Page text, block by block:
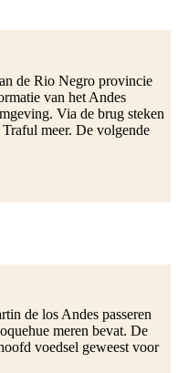
de Rio Negro provincie
van het Andes
Via de brug steken
meer. De volgende
de los Andes passeren
meren bevat. De
voedsel geweest voor